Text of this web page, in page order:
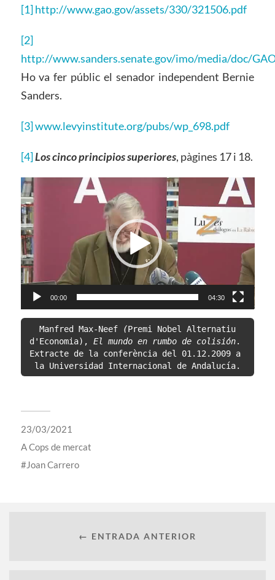
[1] http://www.gao.gov/assets/330/321506.pdf
[2]
http://www.sanders.senate.gov/imo/media/doc/
Ho va fer públic el senador independent Bernie
Sanders.
[3]www.levyinstitute.org/pubs/wp_698.pdf
[4]Los cinco principios superiores, pàgines 17 i 18.
Reproductor
de
vídeo
00:00 04:30
Manfred Max-Neef (Premi Nobel Alternatiu
d'Economia), El mundo en rumbo de colisión.
Extracte de la conferència del 01.12.2009 a
la Universidad Internacional de Andalucía.
23/03/2021
ACops de mercat
Joan Carrero
← ENTRADA ANTERIOR